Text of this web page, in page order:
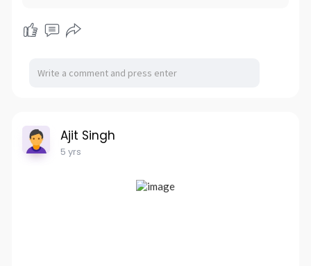
Ajit Singh
5 yrs